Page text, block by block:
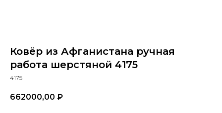
Ковёр из Афганистана ручная
работа шерстяной 4175
4175
662000,00 ₽